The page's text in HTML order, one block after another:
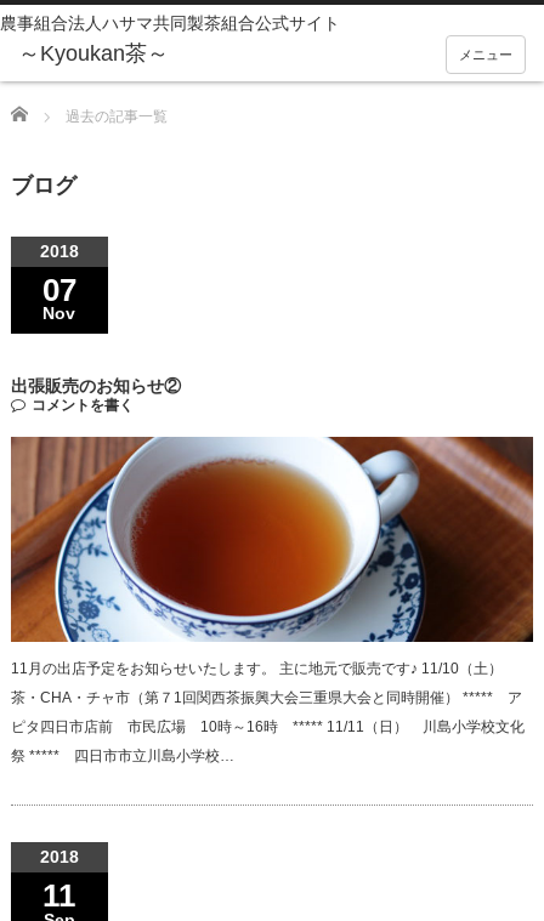
農事組合法人ハサマ共同製茶組合公式サイト
メニュー
Home 過去の記事一覧
ブログ
2018
07
Nov
出張販売のお知らせ②
コメントを書く
11月の出店予定をお知らせいたします。 主に地元で販売です♪ 11/10（土）
茶・CHA・チャ市（第７1回関西茶振興大会三重県大会と同時開催） ***** ア
ピタ四日市店前 市民広場 10時～16時 ***** 11/11（日） 川島小学校文化
祭 ***** 四日市市立川島小学校…
2018
11